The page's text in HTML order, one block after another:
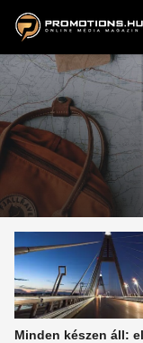
ZENE, FILM
Minden készen áll: